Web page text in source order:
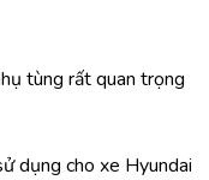
tùng rất quan trọng
dụng cho xe Hyundai